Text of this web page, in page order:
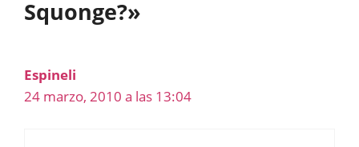
Squonge?»
Espineli
24 marzo, 2010 a las 13:04